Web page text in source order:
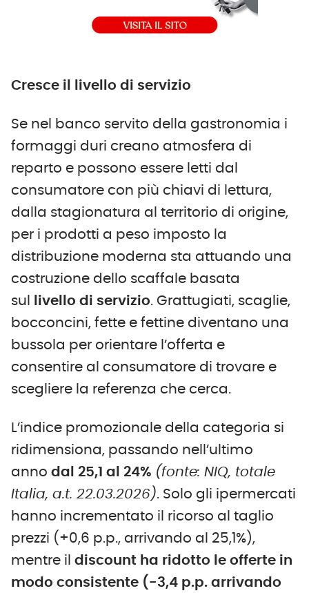
Cresce il livello di servizio
Se nel banco servito della gastronomia i
formaggi duri creano atmosfera di
reparto e possono essere letti dal
consumatore con più chiavi di lettura,
dalla stagionatura al territorio di origine,
per i prodotti a peso imposto la
distribuzione moderna sta attuando una
costruzione dello scaffale basata
sul
livello di servizio. Grattugiati, scaglie,
bocconcini, fette e fettine diventano una
bussola per orientare l’offerta e
consentire al consumatore di trovare e
scegliere la referenza che cerca.
L’indice promozionale della categoria si
ridimensiona, passando nell’ultimo
anno dal 25,1 al 24% (fonte: NIQ, totale
Italia, a.t. 22.03.2026). Solo gli ipermercati
hanno incrementato il ricorso al taglio
prezzi (+0,6 p.p., arrivando al 25,1%),
mentre il discount ha ridotto le offerte in
modo consistente (-3,4 p.p. arrivando